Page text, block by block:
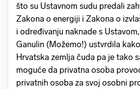
što su Ustavnom sudu predali
Zakona o energiji i Zakona o
i određivanju naknade s
Ganulin (Možemo!) ustvrdila
Hrvatska zemlja čuda pa je tako
moguće da privatna osoba
privatnih osoba za svoj osobni